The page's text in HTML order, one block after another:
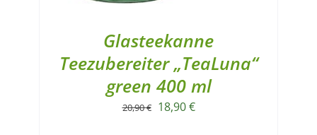
Glasteekanne
Teezubereiter „TeaLuna“
green 400 ml
20,90€ Ursprünglicher
18,90€Aktueller